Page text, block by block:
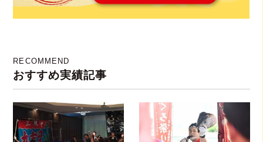
RECOMMEND
おすすめ実績記事